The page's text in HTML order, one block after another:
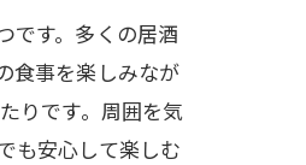
です。多くの居酒
食事を楽しみなが
りです。周囲を気
も安心して楽しむ